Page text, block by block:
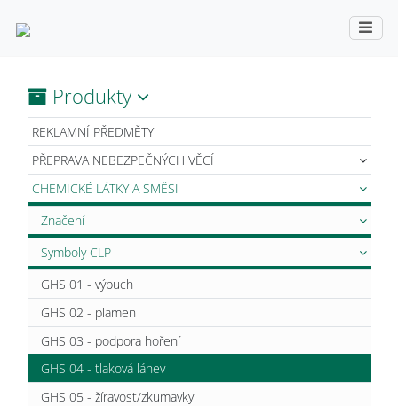
Produkty
REKLAMNÍ PŘEDMĚTY
PŘEPRAVA NEBEZPEČNÝCH VĚCÍ
CHEMICKÉ LÁTKY A SMĚSI
Značení
Symboly CLP
GHS 01 - výbuch
GHS 02 - plamen
GHS 03 - podpora hoření
GHS 04 - tlaková láhev
GHS 05 - žíravost/zkumavky